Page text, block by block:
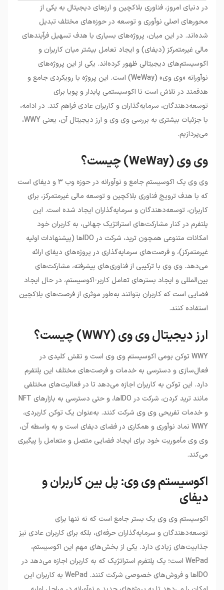
• وی وی (WeWay) چیست؟
• ارز دیجیتال وی وی (WWY) چیست؟
اکوسیستم وی وی: پل بین کاربران و دیفای
عوامل موثر بر قیمت وی وی
•خرید وی وی: ملاحظات و نکات مهم
در دنیای امروز، فناوری بلاکچین و ارزهای دیجیتال به یکی از
محورهای اصلی نوآوری و توسعه در حوزه‌های مختلف تبدیل
شده‌اند. در این میان، پروژه‌های بسیاری با هدف تسهیل فرآیندهای
مالی غیرمتمرکز (دیفای) و ایجاد تعامل بیشتر میان کاربران و
اکوسیستم‌های دیجیتالی ظهور کرده‌اند. یکی از این پروژه‌های
نوآورانه «وی وی» (WeWay) است. این پروژه با رویکردی جامع و
هدفمند در تلاش است تا اکوسیستمی پایدار و پویا برای
توسعه‌دهندگان، سرمایه‌گذاران و کاربران عادی فراهم کند. در ادامه،
با جزئیات بیشتری به بررسی وی وی و ارز دیجیتال آن، یعنی WWY،
می‌پردازیم.
وی وی (WeWay) چیست؟
وی وی یک اکوسیستم جامع و نوآورانه در حوزه وب ۳ و دیفای است
که با هدف ترویج فناوری بلاکچین و توسعه مالی غیرمتمرکز، برای
کاربران، توسعه‌دهندگان و سرمایه‌گذاران ایجاد شده است. این
پلتفرم در کنار مشارکت‌های استراتژیک جهانی، به کاربران خود
امکانات متنوعی همچون ترید، شرکت در IDOها (پیشنهادات اولیه
غیرمتمرکز)، و فرصت‌های سرمایه‌گذاری در پروژه‌های دیفای ارائه
می‌دهد. وی وی با ترکیبی از فناوری‌های پیشرفته، مشارکت‌های
بین‌المللی و ایجاد بسترهای تعامل کاربر-اکوسیستم، در حال ایجاد
فضایی است که کاربران بتوانند به‌طور موثری از فرصت‌های بلاکچین
استفاده کنند.
ارز دیجیتال وی وی (WWY) چیست؟
WWY توکن بومی اکوسیستم وی وی است و نقش کلیدی در
فعال‌سازی و دسترسی به خدمات و فرصت‌های مختلف این پلتفرم
دارد. این توکن به کاربران اجازه می‌دهد تا در فعالیت‌های مختلفی
مانند ترید کردن، شرکت در IDOها، و حتی دسترسی به بازارهای NFT
و خدمات تفریحی وی وی شرکت کنند. به‌عنوان یک توکن کاربردی،
WWY نماد نوآوری و همکاری در فضای دیفای است و به واسطه آن،
وی وی مأموریت خود برای ایجاد فضایی متصل و متعامل را پیگیری
می‌کند.
اکوسیستم وی وی: پل بین کاربران و
دیفای
اکوسیستم وی وی یک بستر جامع است که نه تنها برای
توسعه‌دهندگان و سرمایه‌گذاران حرفه‌ای، بلکه برای کاربران عادی نیز
جذابیت‌های زیادی دارد. یکی از بخش‌های مهم این اکوسیستم،
WePad است؛ یک پلتفرم استراتژیک که به کاربران اجازه می‌دهد در
IDOها و فروش‌های خصوصی شرکت کنند. WePad به کاربران این